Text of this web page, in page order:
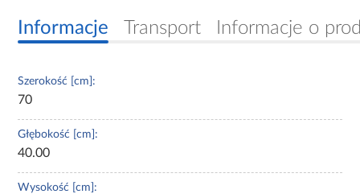
Informacje Transport Informacje o
Szerokość [cm]:
70
Głębokość [cm]:
40.00
Wysokość [cm]: